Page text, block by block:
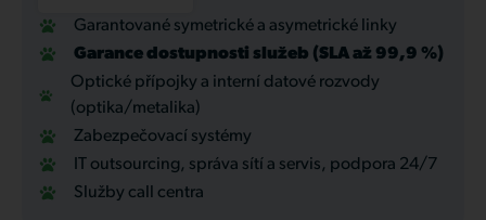
Garantované symetrické a asymetrické linky
Garance dostupnosti služeb (SLA až 99,9 %)
Optické přípojky a interní datové rozvody
(optika/metalika)
Zabezpečovací systémy
IT outsourcing, správa sítí a servis, podpora 24/7
Služby call centra